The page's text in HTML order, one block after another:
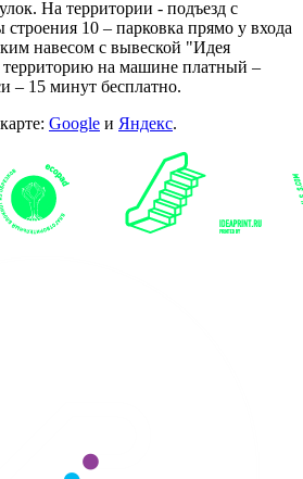
На территории - подъезд с
строения 10 – парковка прямо у входа
навесом с вывеской "Идея
на машине платный –
– 15 минут бесплатно.
Google и Яндекс.